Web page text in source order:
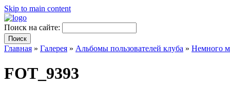
Skip to main content
Поиск на сайте:
Главная » Галерея » Альбомы пользователей клуба » Немного
FOT_9393